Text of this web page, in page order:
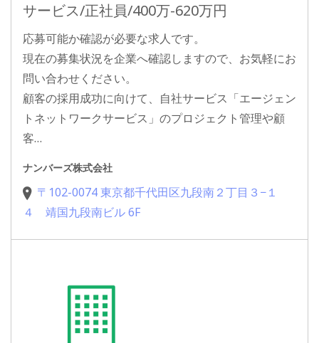
サービス/正社員/400万-620万円
応募可能か確認が必要な求人です。
現在の募集状況を企業へ確認しますので、お気軽にお
問い合わせください。
顧客の採用成功に向けて、自社サービス「エージェン
トネットワークサービス」のプロジェクト管理や顧
客…
ナンバーズ株式会社
〒102-0074 東京都千代田区九段南２丁目３−１
４ 靖国九段南ビル 6F